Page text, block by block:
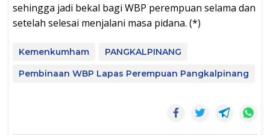
sehingga jadi bekal bagi WBP perempuan selama dan
setelah selesai menjalani masa pidana. (*)
Kemenkumham
PANGKALPINANG
Pembinaan WBP Lapas Perempuan Pangkalpinang